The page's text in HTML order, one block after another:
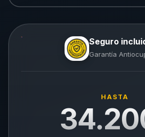
Seguro
Garantía
HASTA